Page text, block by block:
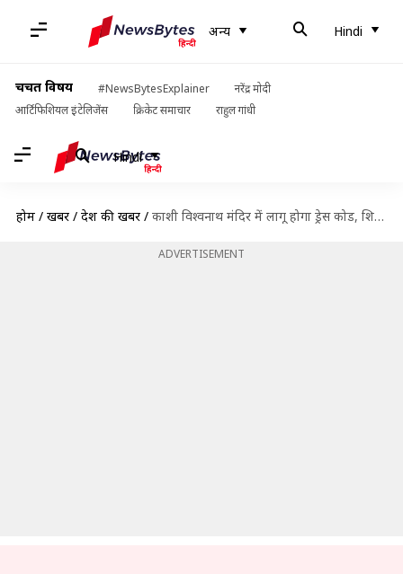
अन्य Hindi
चर्चित विषय #NewsBytesExplainer
नरेंद्र मोदी
आर्टिफिशियल इंटेलिजेंस
क्रिकेट समाचार राहुल गांधी
Hindi
होम / खबरें / देश की खबरें / काशी विश्वनाथ मंदिर में लागू होगा ड्रेस कोड, शिवलिंग को जींस पहनकर नहीं कर सकेंगे स्पर्श
ADVERTISEMENT